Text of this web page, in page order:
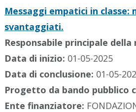
Messaggi empatici in
svantaggiati.
Responsabile principale della
Data di inizio: 01-05-2025
Data di conclusione: 01-05-
Progetto da bando pubblico
Ente finanziatore: